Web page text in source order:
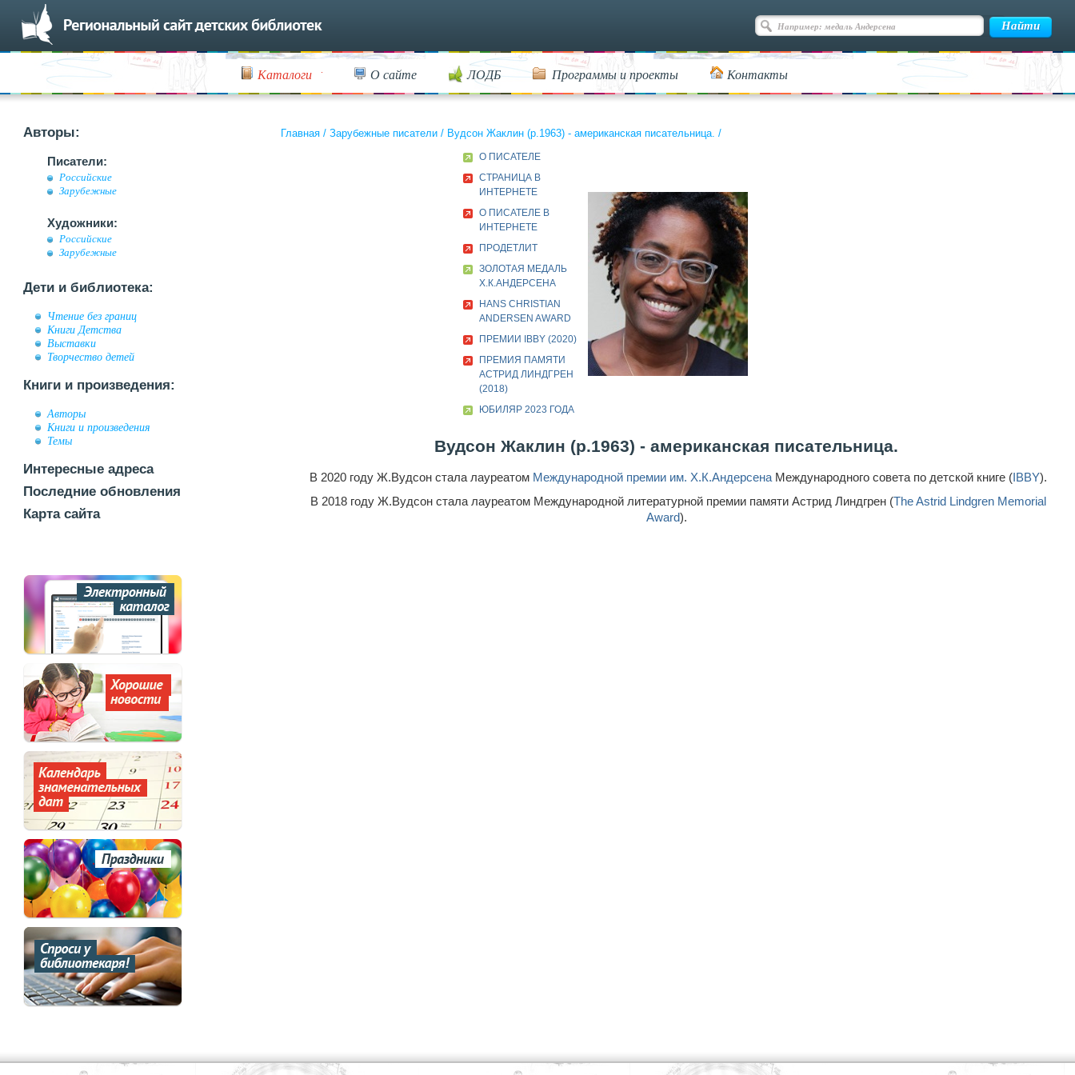
Каталоги О сайте ЛОДБ Программы и проекты Контакты
Авторы:
Писатели:
Российские
Зарубежные
Художники:
Российские
Зарубежные
Дети и библиотека:
Чтение без границ
Книги Детства
Выставки
Творчество детей
Книги и произведения:
Авторы
Книги и произведения
Темы
Интересные адреса
Последние обновления
Карта сайта
Главная / Зарубежные писатели / Вудсон Жаклин (р.1963) - американская писательница. /
О ПИСАТЕЛЕ
СТРАНИЦА В
ИНТЕРНЕТЕ
О ПИСАТЕЛЕ В
ИНТЕРНЕТЕ
ПРОДЕТЛИТ
ЗОЛОТАЯ МЕДАЛЬ
Х.К.АНДЕРСЕНА
HANS CHRISTIAN
ANDERSEN AWARD
ПРЕМИИ IBBY (2020)
ПРЕМИЯ ПАМЯТИ
АСТРИД ЛИНДГРЕН
(2018)
ЮБИЛЯР 2023 ГОДА
Вудсон Жаклин (р.1963) - американская писательница.
В 2020 году Ж.Вудсон стала лауреатом Международной премии им. Х.К.АндерсенаМеждународного совета по детской книге (IBBY).
В 2018 году Ж.Вудсон стала лауреатом Международной литературной премии памяти Астрид Линдгрен (The Astrid Lindgren Memorial
Award).